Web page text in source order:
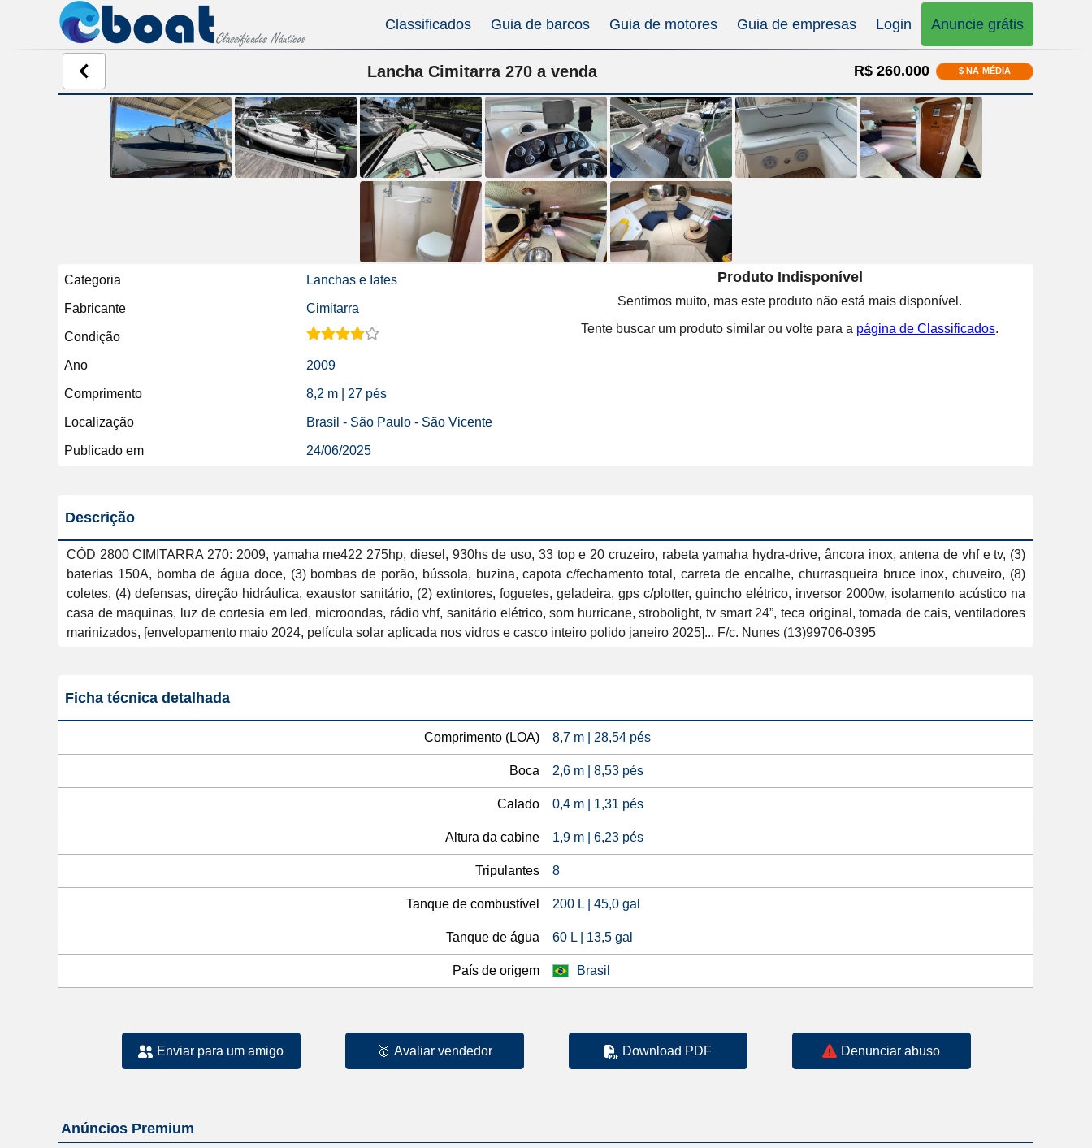
Classificados Guia de barcos Guia de motores Guia de empresas Login Anuncie grátis
Lancha Cimitarra 270 a venda R$ 260.000 $ NA MÉDIA
Categoria Lanchas e Iates
Fabricante Cimitarra
Condição
Ano 2009
Comprimento 8,2 m | 27 pés
Localização Brasil - São Paulo - São Vicente
Publicado em 24/06/2025
Produto Indisponível
Sentimos muito, mas este produto não está mais disponível.
Tente buscar um produto similar ou volte para a página de Classificados.
Descrição
CÓD 2800 CIMITARRA 270: 2009, yamaha me422 275hp, diesel, 930hs de uso, 33 top e 20 cruzeiro, rabeta yamaha hydra-drive, âncora inox, antena de vhf e tv, (3)
baterias 150A, bomba de água doce, (3) bombas de porão, bússola, buzina, capota c/fechamento total, carreta de encalhe, churrasqueira bruce inox, chuveiro, (8)
coletes, (4) defensas, direção hidráulica, exaustor sanitário, (2) extintores, foguetes, geladeira, gps c/plotter, guincho elétrico, inversor 2000w, isolamento acústico na
casa de maquinas, luz de cortesia em led, microondas, rádio vhf, sanitário elétrico, som hurricane, strobolight, tv smart 24”, teca original, tomada de cais, ventiladores
marinizados, [envelopamento maio 2024, película solar aplicada nos vidros e casco inteiro polido janeiro 2025]... F/c. Nunes (13)99706-0395
Ficha técnica detalhada
Comprimento (LOA) 8,7 m | 28,54 pés
Boca 2,6 m | 8,53 pés
Calado 0,4 m | 1,31 pés
Altura da cabine 1,9 m | 6,23 pés
Tripulantes 8
Tanque de combustível 200 L | 45,0 gal
Tanque de água 60 L | 13,5 gal
País de origem Brasil
Enviar para um amigo 🥇 Avaliar vendedor Download PDF Denunciar abuso
Anúncios Premium